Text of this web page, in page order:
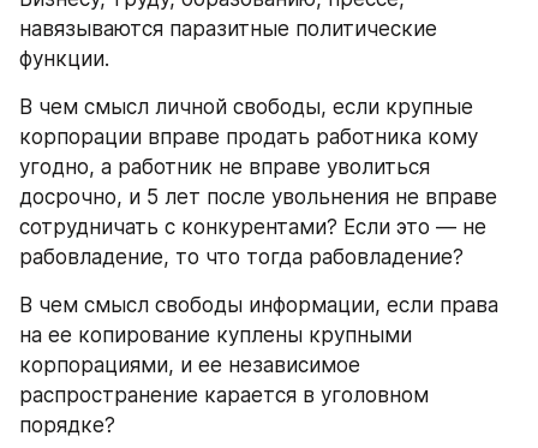
навязываются паразитные политические
функции.
В чем смысл личной свободы, если крупные
корпорации вправе продать работника кому
угодно, а работник не вправе уволиться
досрочно, и 5 лет после увольнения не вправе
сотрудничать с конкурентами? Если это — не
рабовладение, то что тогда рабовладение?
В чем смысл свободы информации, если права
на ее копирование куплены крупными
корпорациями, и ее независимое
распространение карается в уголовном
порядке?